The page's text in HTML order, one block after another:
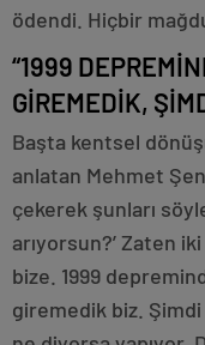
ödendi. Hiçbir
“1999
GİREMEDİK,
Başta kentsel
anlatan Mehmet
çekerek şunları
arıyorsun?’ Zaten
bize. 1999
giremedik biz.